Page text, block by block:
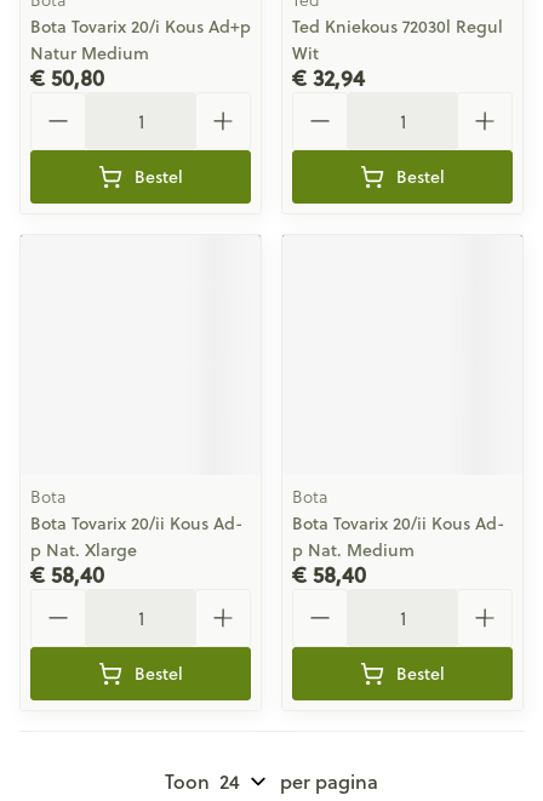
Bota Tovarix 20/i Kous Ad+p
Natur Medium
€ 50,80
Bestel
Ted Kniekous 72030l Regul
Wit
€ 32,94
Bestel
Bota
Bota Tovarix 20/ii Kous Ad-
p Nat. Xlarge
€ 58,40
Bestel
Bota
Bota Tovarix 20/ii Kous Ad-
p Nat. Medium
€ 58,40
Bestel
Toon per pagina